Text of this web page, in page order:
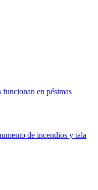
en pésimas
de incendios y tala